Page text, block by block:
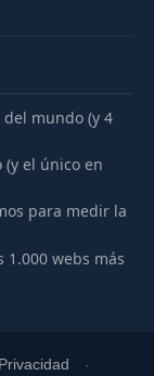
mundo (y 4
(y el único en
para medir la
1.000 webs más